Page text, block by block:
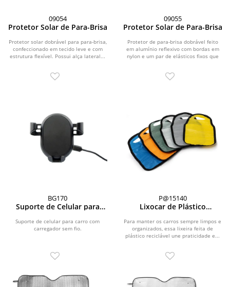
09054
Protetor Solar de Para-Brisa
Protetor solar dobrável para para-brisa,
confeccionado em tecido leve e com
estrutura flexível. Possui alça lateral...
09055
Protetor Solar de Para-Brisa
Protetor de para-brisa dobrável feito
em alumínio reflexivo com bordas em
nylon e um par de elásticos fixos que
BG170
Suporte de Celular para
Suporte de celular para carro com
carregador sem fio.
P@15140
Lixocar de Plástico
Para manter os carros sempre limpos e
organizados, essa lixeira feita de
plástico reciclável une praticidade e...